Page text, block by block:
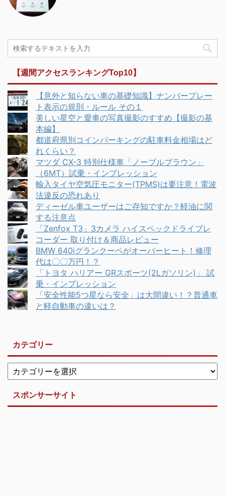
【週間アクセスランキングTop10】
【意外と知らない車の基礎知識】ナンバープレー
ト表示の規則・ルール その１
美しい星空と愛車の写真撮影のすすめ【撮影の基
本編】
都道府県別コインパーキングの駐車料金相場はど
れくらい？
マツダ CX-3 特別仕様車「ノーブルブラウン」
（6MT）試乗・インプレッション
輸入タイヤ空気圧モニター(TPMS)は要注意！電波
法違反の恐れあり
ディーゼル車ユーザーはご存知ですか？軽油に関
する注意点
「Zenfox T3」3カメラ ハイスペックドライブレ
コーダー 取り付け＆商品レビュー
BMW 640iグランクーペがオーバーヒート！修理
代は〇〇万円！？
「トヨタ ハリアー GRスポーツ(2Lガソリン)」 試
乗・インプレッション
「安全性能5つ星なら安全」は大間違い！？普通車
と軽自動車の違いは？
カテゴリー
スポンサーサイト